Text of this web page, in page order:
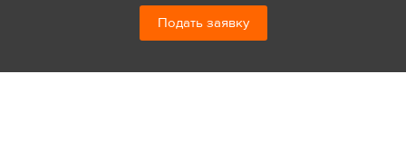
Подать заявку